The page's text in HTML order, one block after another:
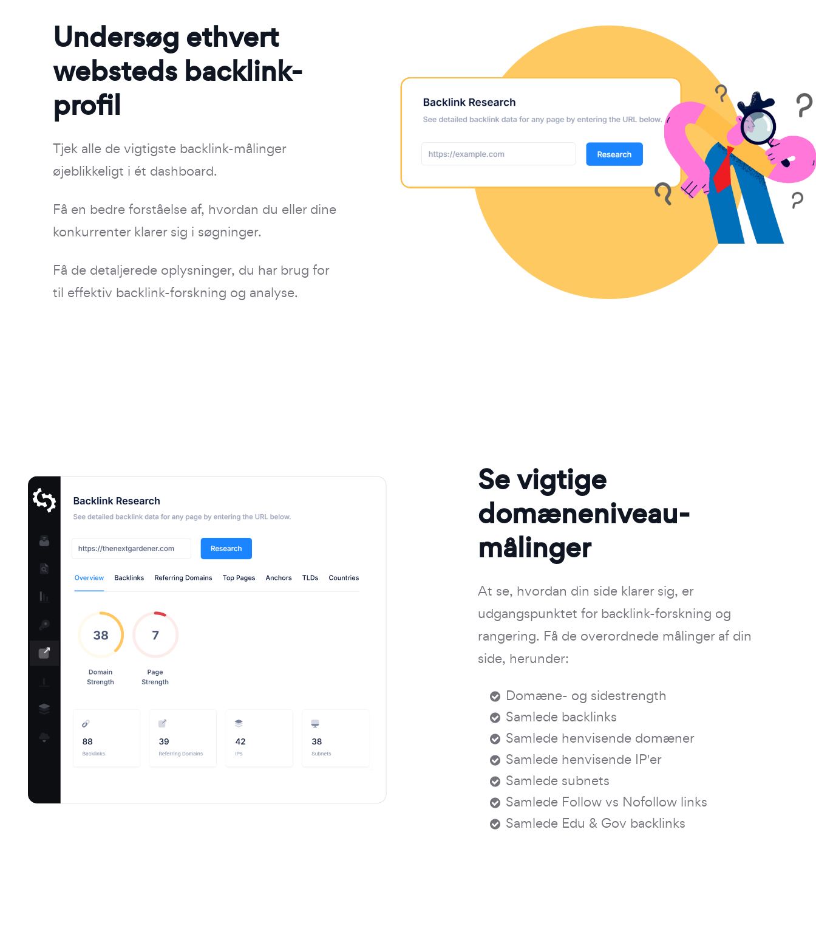
Undersøg ethvert
websteds backlink-
profil
Tjek alle de vigtigste backlink-målinger
øjeblikkeligt i ét dashboard.
Få en bedre forståelse af, hvordan du eller dine
konkurrenter klarer sig i søgninger.
Få de detaljerede oplysninger, du har brug for
til effektiv backlink-forskning og analyse.
Se vigtige
domæneniveau-
målinger
At se, hvordan din side klarer sig, er
udgangspunktet for backlink-forskning og
rangering. Få de overordnede målinger af din
side, herunder:
Domæne- og sidestrength
Samlede backlinks
Samlede henvisende domæner
Samlede henvisende IP'er
Samlede subnets
Samlede Follow vs Nofollow links
Samlede Edu & Gov backlinks